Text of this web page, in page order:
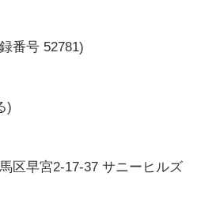
番号 52781)
)
区早宮2-17-37 サニーヒルズ